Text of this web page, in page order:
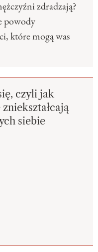
zdradzają?
powody
które mogą was
czyli jak
siebie